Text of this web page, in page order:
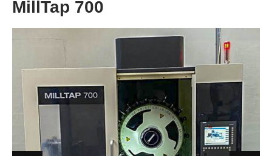
MillTap 700